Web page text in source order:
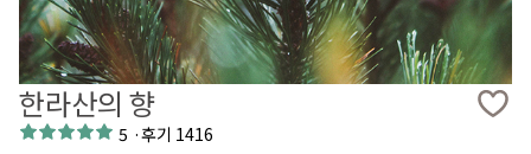
한라산의 향
5 ·후기 1416